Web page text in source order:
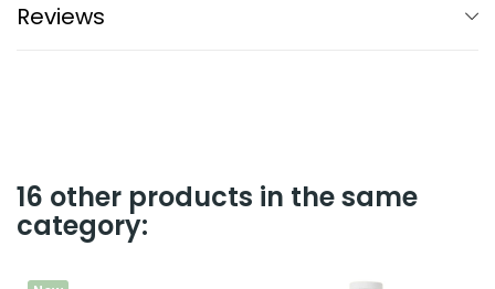
Reviews
16 other products in the same
category: